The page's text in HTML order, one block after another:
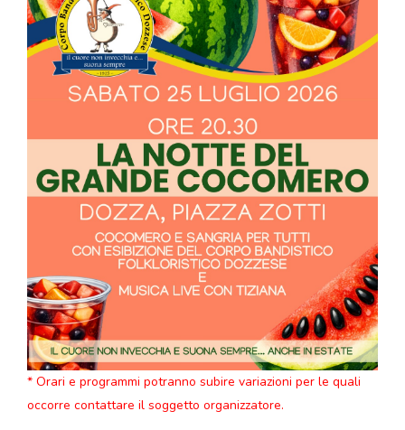
* Orari e programmi potranno subire variazioni per le quali
occorre contattare il soggetto organizzatore.